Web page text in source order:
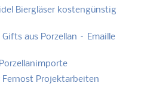
Biergläser kostengünstig
aus Porzellan – Emaille
Fernost Projektarbeiten